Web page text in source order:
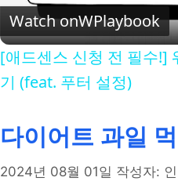
Watch onWPlaybook
[애드센스 신청 전 필수!]
기 (feat. 푸터 설정)
다이어트 과일
2024년 08월 01일 작성자: